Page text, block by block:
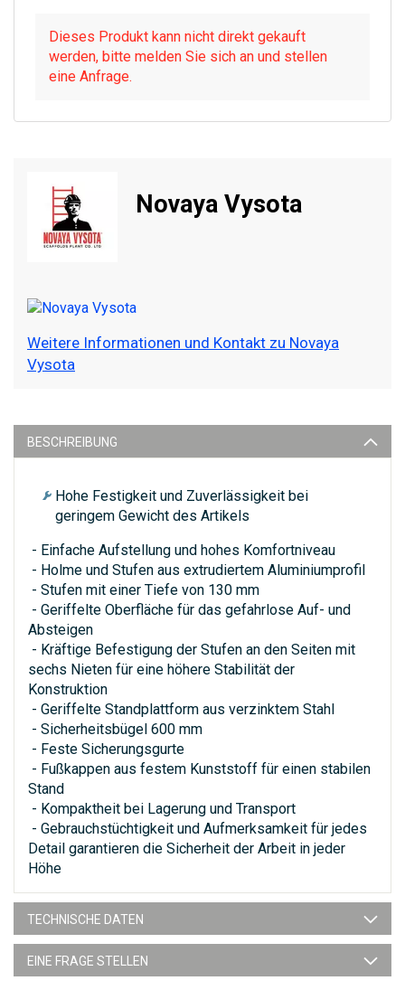
Dieses Produkt kann nicht direkt gekauft
werden, bitte melden Sie sich an und stellen
eine Anfrage.
Novaya Vysota
Weitere Informationen und Kontakt zu Novaya
Vysota
BESCHREIBUNG
Hohe Festigkeit und Zuverlässigkeit bei
geringem Gewicht des Artikels
- Einfache Aufstellung und hohes Komfortniveau
- Holme und Stufen aus extrudiertem Aluminiumprofil
- Stufen mit einer Tiefe von 130 mm
- Geriffelte Oberfläche für das gefahrlose Auf- und
Absteigen
- Kräftige Befestigung der Stufen an den Seiten mit
sechs Nieten für eine höhere Stabilität der
Konstruktion
- Geriffelte Standplattform aus verzinktem Stahl
- Sicherheitsbügel 600 mm
- Feste Sicherungsgurte
- Fußkappen aus festem Kunststoff für einen stabilen
Stand
- Kompaktheit bei Lagerung und Transport
- Gebrauchstüchtigkeit und Aufmerksamkeit für jedes
Detail garantieren die Sicherheit der Arbeit in jeder
Höhe
TECHNISCHE DATEN
EINE FRAGE STELLEN